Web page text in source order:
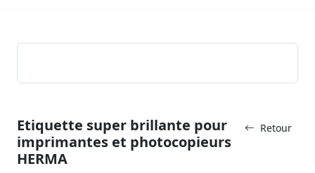
Retour
Etiquette super brillante pour
imprimantes et photocopieurs
HERMA